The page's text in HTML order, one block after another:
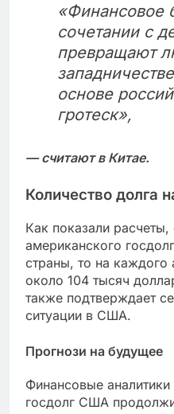
«Финансовое
сочетании с
превращают
основе
гротеск»,
— считают в Китае.
Количество долга
Как показали
американского
страны, то на каждого
около 104 тысяч
также подтверждает
ситуации в США.
Прогнози на будущее
Финансовые
госдолг США